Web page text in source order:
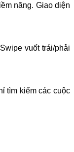
năng. Giao diện
vuốt trái/phải
tìm kiếm các cuộc